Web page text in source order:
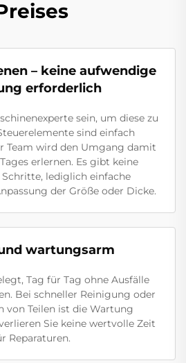
– keine aufwendige
erforderlich
sein, um diese zu
sind einfach
Team wird den Umgang damit
erlernen. Es gibt keine
lediglich einfache
der Größe oder Dicke.
wartungsarm
Tag für Tag ohne Ausfälle
Bei schneller Reinigung oder
von Teilen ist die Wartung
Sie keine wertvolle Zeit
Reparaturen.